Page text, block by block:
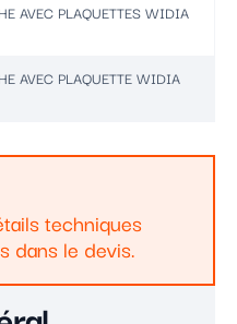
AVEC PLAQUETTES WIDIA
AVEC PLAQUETTE WIDIA
techniques
dans le devis.